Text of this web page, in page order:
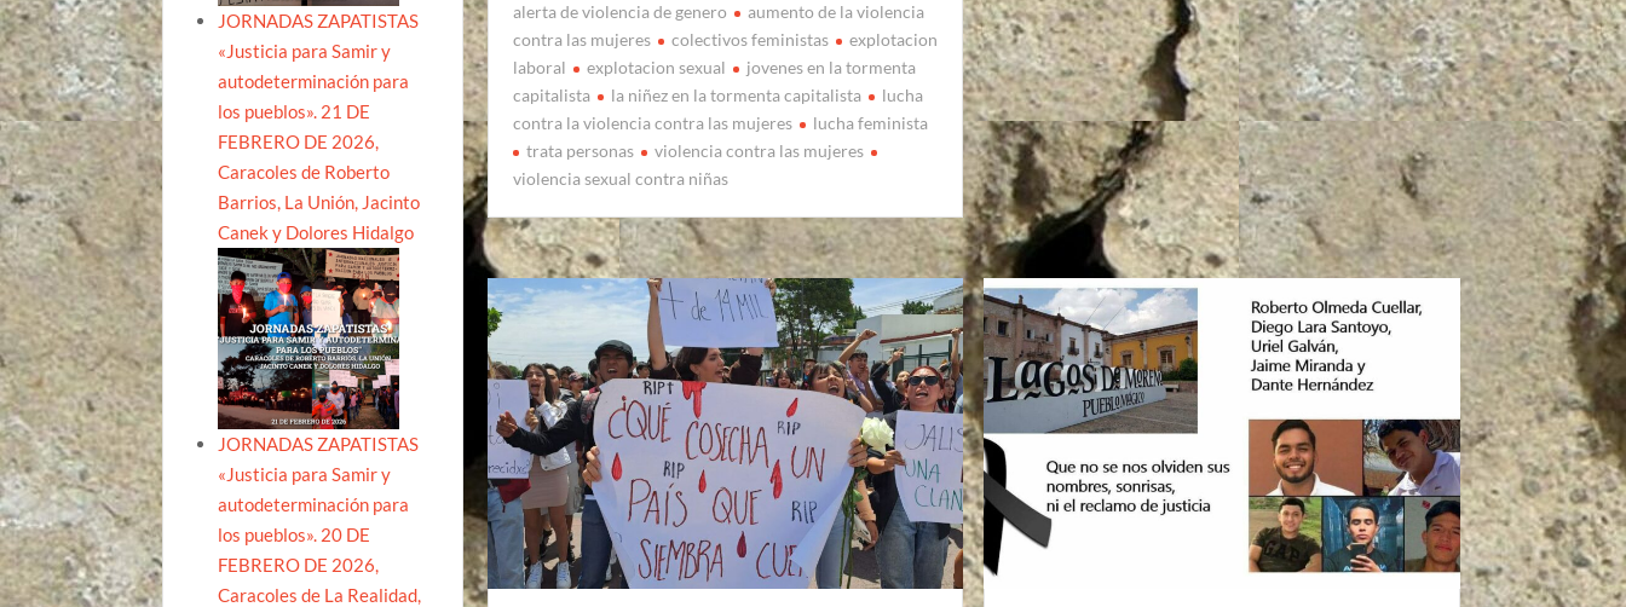
alerta de violencia de genero
aumento de la violencia
contra las mujeres
colectivos feministas
explotacion
laboral
explotacion sexual
jovenes en la tormenta
capitalista
la niñez en la tormenta capitalista
lucha
contra la violencia contra las mujeres
lucha feminista
trata personas
violencia contra las mujeres
violencia sexual contra niñas
JORNADAS ZAPATISTAS
«Justicia para Samir y
autodeterminación para
los pueblos». 21 DE
FEBRERO DE 2026,
Caracoles de Roberto
Barrios, La Unión, Jacinto
Canek y Dolores Hidalgo
JORNADAS ZAPATISTAS
«Justicia para Samir y
autodeterminación para
los pueblos». 20 DE
FEBRERO DE 2026,
Caracoles de La Realidad,